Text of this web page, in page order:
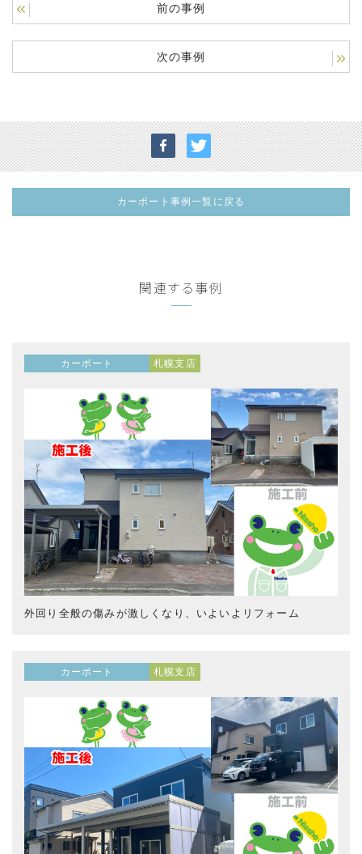
前の事例
次の事例
カーポート事例一覧に戻る
関連する事例
カーポート 札幌支店
外回り全般の傷みが激しくなり、いよいよリフォーム
カーポート 札幌支店